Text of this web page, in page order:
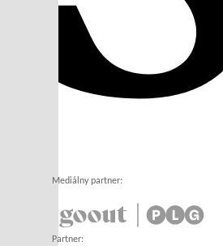
Mediálny partner:
Partner: